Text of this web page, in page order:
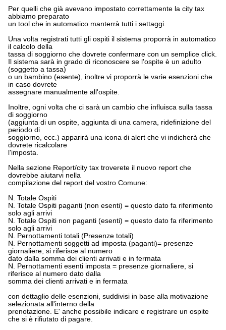
Per quelli che già avevano impostato correttamente la city tax
abbiamo preparato
un tool che in automatico manterrà tutti i settaggi.
Una volta registrati tutti gli ospiti il sistema proporrà in automatico
il calcolo della
tassa di soggiorno che dovrete confermare con un semplice click.
Il sistema sarà in grado di riconoscere se l'ospite è un adulto
(soggetto a tassa)
o un bambino (esente), inoltre vi proporrà le varie esenzioni che
in caso dovrete
assegnare manualmente all'ospite.
Inoltre, ogni volta che ci sarà un cambio che influisca sulla tassa
di soggiorno
(aggiunta di un ospite, aggiunta di una camera, ridefinizione del
periodo di
soggiorno, ecc.) apparirà una icona di alert che vi indicherà che
dovrete ricalcolare
l'imposta.
Nella sezione Report/city tax troverete il nuovo report che
dovrebbe aiutarvi nella
compilazione del report del vostro Comune:
N. Totale Ospiti
N. Totale Ospiti paganti (non esenti) = questo dato fa riferimento
solo agli arrivi
N. Totale Ospiti non paganti (esenti) = questo dato fa riferimento
solo agli arrivi
N. Pernottamenti totali (Presenze totali)
N. Pernottamenti soggetti ad imposta (paganti)= presenze
giornaliere, si riferisce al numero
dato dalla somma dei clienti arrivati e in fermata
N. Pernottamenti esenti imposta = presenze giornaliere, si
riferisce al numero dato dalla
somma dei clienti arrivati e in fermata
con dettaglio delle esenzioni, suddivisi in base alla motivazione
selezionata all'interno della
prenotazione. E' anche possibile indicare e registrare un ospite
che si è rifiutato di pagare.